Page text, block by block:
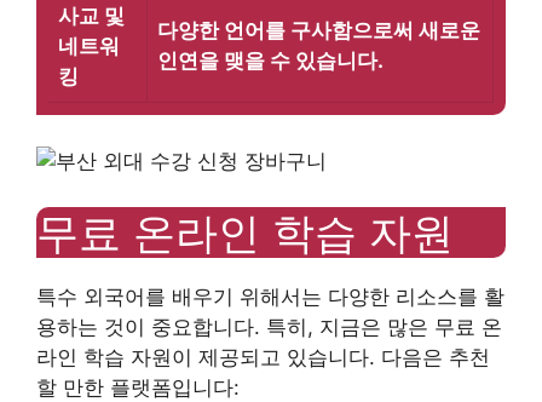
사교 및
네트워
킹
다양한 언어를 구사함으로써 새로운
인연을 맺을 수 있습니다.
무료 온라인 학습 자원
특수 외국어를 배우기 위해서는 다양한 리소스를 활
용하는 것이 중요합니다. 특히, 지금은 많은 무료 온
라인 학습 자원이 제공되고 있습니다. 다음은 추천
할 만한 플랫폼입니다: